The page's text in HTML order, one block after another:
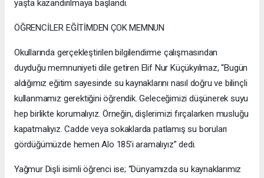
yaşta kazandırılmaya başlandı.
ÖĞRENCİLER EĞİTİMDEN ÇOK MEMNUN
Okullarında gerçekleştirilen bilgilendirme çalışmasından
duyduğu memnuniyeti dile getiren Elif Nur Küçükyılmaz, “Bugün
aldığımız eğitim sayesinde su kaynaklarını nasıl doğru ve bilinçli
kullanmamız gerektiğini öğrendik. Geleceğimizi düşünerek suyu
hep birlikte korumalıyız. Örneğin, dişlerimizi fırçalarken musluğu
kapatmalıyız. Cadde veya sokaklarda patlamış su boruları
gördüğümüzde hemen Alo 185’i aramalıyız” dedi.
Yağmur Dişli isimli öğrenci ise; “Dünyamızda su kaynaklarımız